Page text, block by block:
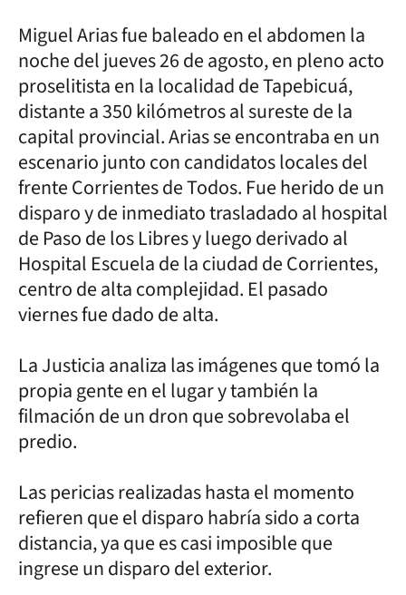
Miguel Arias fue baleado en el abdomen la
noche del jueves 26 de agosto, en pleno acto
proselitista en la localidad de Tapebicuá,
distante a 350 kilómetros al sureste de la
capital provincial. Arias se encontraba en un
escenario junto con candidatos locales del
frente Corrientes de Todos. Fue herido de un
disparo y de inmediato trasladado al hospital
de Paso de los Libres y luego derivado al
Hospital Escuela de la ciudad de Corrientes,
centro de alta complejidad. El pasado
viernes fue dado de alta.
La Justicia analiza las imágenes que tomó la
propia gente en el lugar y también la
filmación de un dron que sobrevolaba el
predio.
Las pericias realizadas hasta el momento
refieren que el disparo habría sido a corta
distancia, ya que es casi imposible que
ingrese un disparo del exterior.